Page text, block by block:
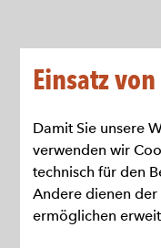
Einsatz
Damit Sie unsere
verwenden wir
technisch für den
Andere dienen
ermöglichen